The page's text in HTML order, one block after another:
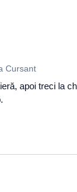
Cursant
apoi treci la